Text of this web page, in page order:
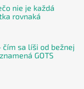
nie je každá
rovnaká
čím sa líši od bežnej
GOTS